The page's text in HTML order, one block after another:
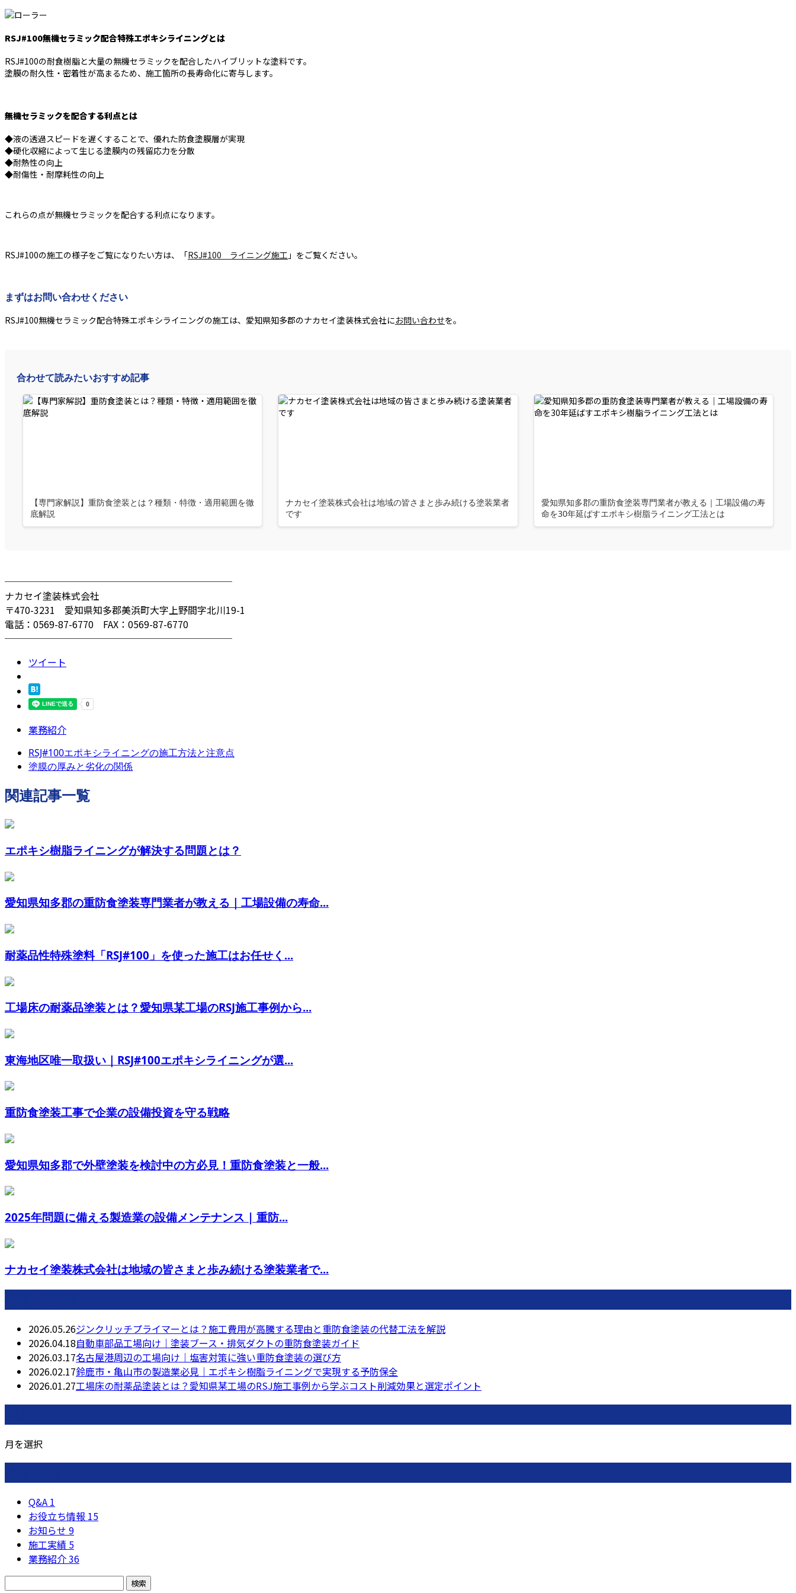
RSJ#100無機セラミック配合特殊エポキシライニングとは
RSJ#100の耐食樹脂と大量の無機セラミックを配合したハイブリットな塗料です。
塗膜の耐久性・密着性が高まるため、施工箇所の長寿命化に寄与します。
無機セラミックを配合する利点とは
◆液の透過スピードを遅くすることで、優れた防食塗膜層が実現
◆硬化収縮によって生じる塗膜内の残留応力を分散
◆耐熱性の向上
◆耐傷性・耐摩耗性の向上
これらの点が無機セラミックを配合する利点になります。
RSJ#100の施工の様子をご覧になりたい方は、「RSJ#100 ライニング施工 」をご覧ください。
まずはお問い合わせください
RSJ#100無機セラミック配合特殊エポキシライニングの施工は、愛知県知多郡のナカセイ塗装株式会社にお問い合わせを。
合わせて読みたいおすすめ記事
【専門家解説】重防食塗装とは？種類・特徴・適用範囲を徹
底解説
ナカセイ塗装株式会社は地域の皆さまと歩み続ける塗装業者
です
愛知県知多郡の重防食塗装専門業者が教える｜工場設備の寿
命を30年延ばすエポキシ樹脂ライニング工法とは
────────────────────────
ナカセイ塗装株式会社
〒470-3231 愛知県知多郡美浜町大字上野間字北川19-1
電話：0569-87-6770 FAX：0569-87-6770
────────────────────────
ツイート
業務紹介
RSJ#100エポキシライニングの施工方法と注意点
塗膜の厚みと劣化の関係
関連記事一覧
エポキシ樹脂ライニングが解決する問題とは？
愛知県知多郡の重防食塗装専門業者が教える｜工場設備の寿命...
耐薬品性特殊塗料「RSJ#100」を使った施工はお任せく...
工場床の耐薬品塗装とは？愛知県某工場のRSJ施工事例から...
東海地区唯一取扱い｜RSJ#100エポキシライニングが選...
重防食塗装工事で企業の設備投資を守る戦略
愛知県知多郡で外壁塗装を検討中の方必見！重防食塗装と一般...
2025年問題に備える製造業の設備メンテナンス | 重防...
ナカセイ塗装株式会社は地域の皆さまと歩み続ける塗装業者で...
2026.05.26ジンクリッチプライマーとは？施工費用が高騰する理由と重防食塗装の代替工法を解説
2026.04.18自動車部品工場向け｜塗装ブース・排気ダクトの重防食塗装ガイド
2026.03.17名古屋港周辺の工場向け｜塩害対策に強い重防食塗装の選び方
2026.02.17鈴鹿市・亀山市の製造業必見｜エポキシ樹脂ライニングで実現する予防保全
2026.01.27工場床の耐薬品塗装とは？愛知県某工場のRSJ施工事例から学ぶコスト削減効果と選定ポイント
月を選択
Q&A 1
お役立ち情報 15
お知らせ 9
施工実績 5
業務紹介36